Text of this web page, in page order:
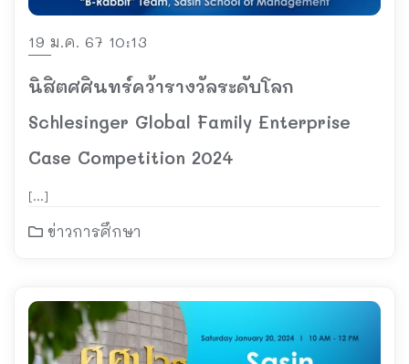
19 ม.ค. 67 10:13
นิสิตศศินทร์คว้ารางวัลระดับโลก
Schlesinger Global Family Enterprise
Case Competition 2024
[…]
ข่าวการศึกษา